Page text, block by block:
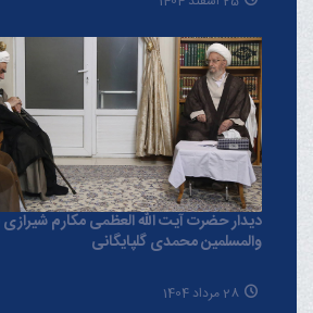
دیدار حضرت آیت الله العظمی مکارم
والمسلمین محمدی گلپایگانی
28 مرداد 1404